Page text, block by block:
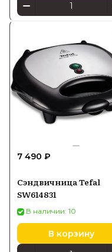
7 490 ₽
Сэндвичница Tefal
SW614831
В наличии: 10
В корзину